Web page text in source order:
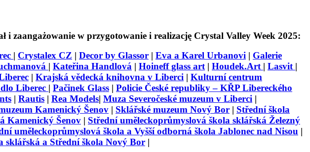
zaangażowanie w przygotowanie i realizację Crystal Valley Week 2025:
| Crystalex CZ | Decor by Glassor | Eva a Karel Urbanovi | Galerie
| Kateřina Handlová | Hoineff glass art| Houdek.Art | Lasvit |
| Krajská vědecká knihovna v Liberci | Kulturní centrum
Liberec | Pačinek Glass | Policie České republiky – KŘP Libereckého
| Rautis | Rea Models| Muza Severočeské muzeum v Liberci |
Kamenický Šenov | Sklářské muzeum Nový Bor | Střední škola
Kamenický Šenov | Střední uměleckoprůmyslová škola sklářská Železný
uměleckoprůmyslová škola a Vyšší odborná škola Jablonec nad Nisou |
sklářská a Střední škola Nový Bor |